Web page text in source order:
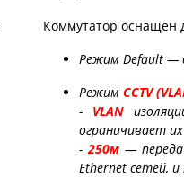
Коммутатор оснащен
Режим Default —
Режим CCTV
- VLAN
ограничивает
- 250м —
Ethernet сетей,